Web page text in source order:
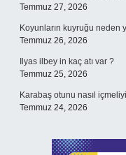
Temmuz 27, 2026
Koyunların kuyruğu neden
Temmuz 26, 2026
Ilyas ilbey in kaç atı var ?
Temmuz 25, 2026
Karabaş otunu nasıl
Temmuz 24, 2026